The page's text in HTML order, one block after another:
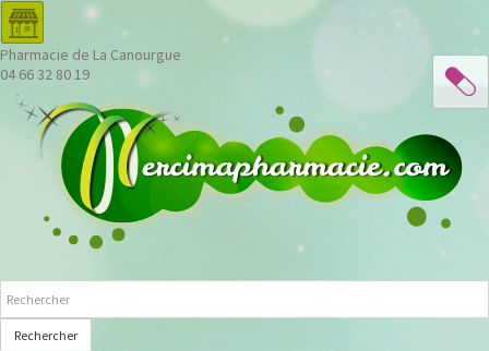
Pharmacie de La Canourgue
04 66 32 80 19
Rechercher